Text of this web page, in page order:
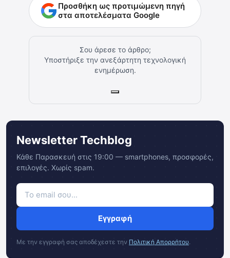
Προσθήκη ως προτιμώμενη πηγή
στα αποτελέσματα Google
Σου άρεσε το άρθρο;
Υποστήριξε την ανεξάρτητη τεχνολογική
ενημέρωση.
Newsletter Techblog
Κάθε Παρασκευή στις 19:00 — smartphones, προσφορές,
επιλογές. Χωρίς spam.
Εγγραφή
Με την εγγραφή σας αποδέχεστε την Πολιτική Απορρήτου.